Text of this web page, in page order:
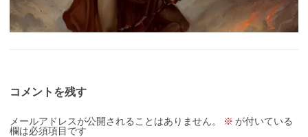
コメントを残す
メールアドレスが公開されることはありません。 ※ が付いている
欄は必須項目です